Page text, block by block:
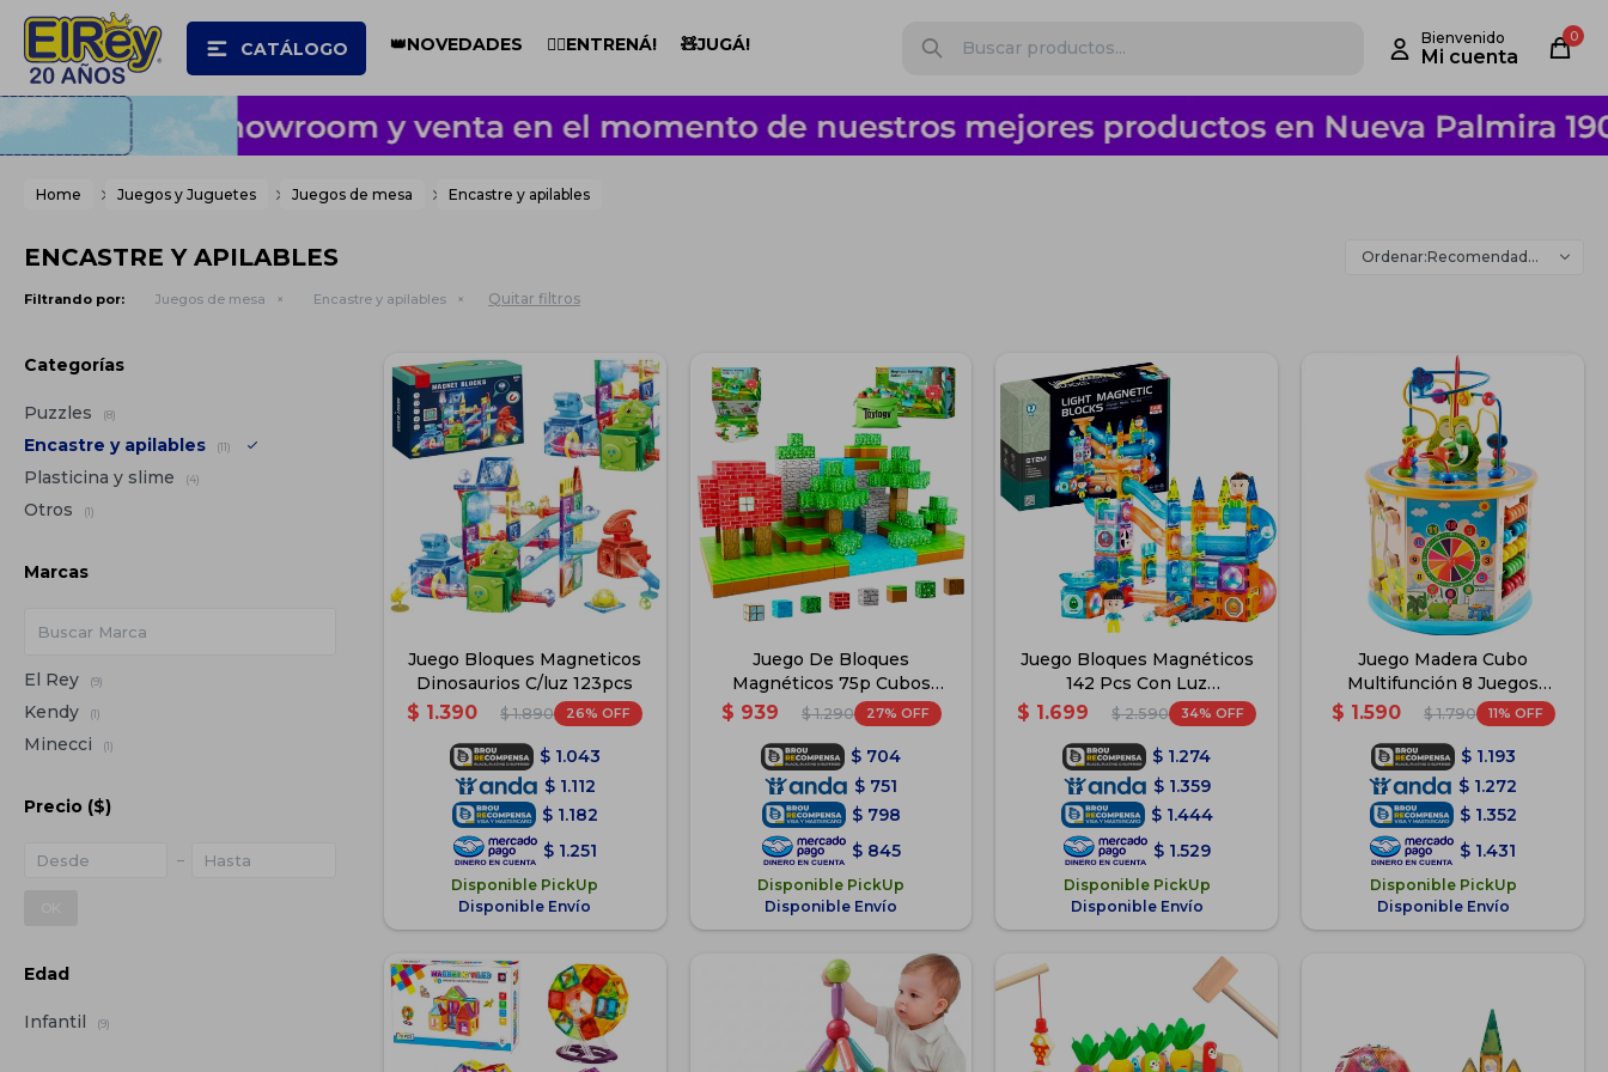
CATÁLOGO 👑NOVEDADES 🏋️‍♂️ENTRENÁ! 🧸JUGÁ! 0
Home Juegos y Juguetes Juegos de mesa Encastre y apilables
ENCASTRE Y APILABLES Recomendados
Filtrando por: Juegos de mesa Encastre y apilables Quitar filtros
Juego Bloques Magneticos
Dinosaurios C/luz 123pcs
$ 1.390 $ 1.890 26
$ 1.043
$ 1.112
$ 1.182
$ 1.251
Disponible PickUp
Disponible Envío
Juego De Bloques
Magnéticos 75p Cubos
Novedad Minecii
$ 939 $ 1.290 27
$ 704
$ 751
$ 798
$ 845
Disponible PickUp
Disponible Envío
Juego Bloques Magnéticos
142 Pcs Con Luz
Construcción
$ 1.699 $ 2.590 34
$ 1.274
$ 1.359
$ 1.444
$ 1.529
Disponible PickUp
Disponible Envío
Juego Madera Cubo
Multifunción 8 Juegos
Didáctico
$ 1.590 $ 1.790 11
$ 1.193
$ 1.272
$ 1.352
$ 1.431
Disponible PickUp
Disponible Envío
Categorías
Puzzles (8)
Encastre y apilables (11)
Plasticina y slime (4)
Otros (1)
Marcas
El Rey (9)
Kendy (1)
Minecci (1)
Precio ($)
Edad
Infantil (9)